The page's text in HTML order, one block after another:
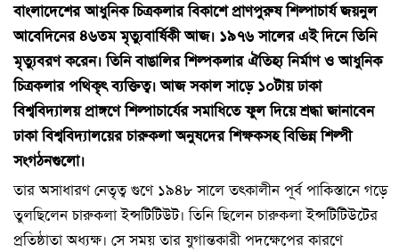
বাংলাদেশের আধুনিক চিত্রকলার বিকাশে প্রাণপুরুষ শিল্পাচার্য জয়নুল
আবেদিনের ৪৬তম মৃত্যুবার্ষিকী আজ। ১৯৭৬ সালের এই দিনে তিনি
মৃত্যুবরণ করেন। তিনি বাঙালির শিল্পকলার ঐতিহ্য নির্মাণ ও আধুনিক
চিত্রকলার পথিকৃৎ ব্যক্তিত্ব। আজ সকাল সাড়ে ১০টায় ঢাকা
বিশ্ববিদ্যালয় প্রাঙ্গণে শিল্পাচার্যের সমাধিতে ফুল দিয়ে শ্রদ্ধা জানাবেন
ঢাকা বিশ্ববিদ্যালয়ের চারুকলা অনুষদের শিক্ষকসহ বিভিন্ন শিল্পী
সংগঠনগুলো।
তার অসাধারণ নেতৃত্ব গুণে ১৯৪৮ সালে তৎকালীন পূর্ব পাকিস্তানে গড়ে
তুলছিলেন চারুকলা ইন্সটিটিউট। তিনি ছিলেন চারুকলা ইন্সটিটিউটের
প্রতিষ্ঠাতা অধ্যক্ষ। সে সময় তার যুগান্তকারী পদক্ষেপের কারণে